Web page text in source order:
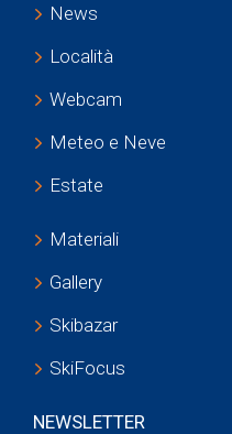
News
Località
Webcam
Meteo e Neve
Estate
Materiali
Gallery
Skibazar
SkiFocus
NEWSLETTER